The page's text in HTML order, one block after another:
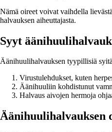
Nämä oireet voivat vaihdella
halvauksen aiheuttajasta.
Syyt
Äänihuulihalvauksen tyypillisiä
Virustulehdukset, kuten
Äänihuuliin kohdistunut
Halvaus aivojen hermoja
Äänihuulihalvauksen